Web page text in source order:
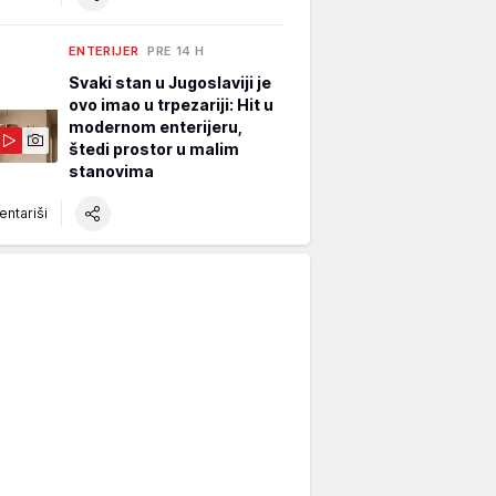
ENTERIJER PRE 14 H
Svaki stan u Jugoslaviji je
ovo imao u trpezariji: Hit u
modernom enterijeru,
štedi prostor u malim
stanovima